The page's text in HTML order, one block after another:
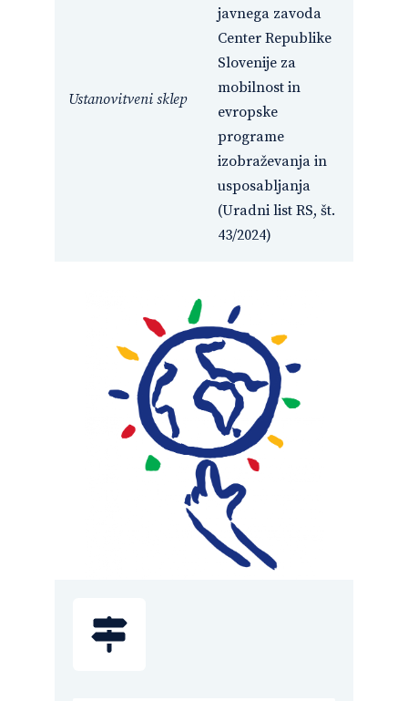
Ustanovitveni sklep
javnega zavoda
Center Republike
Slovenije za
mobilnost in
evropske
programe
izobraževanja in
usposabljanja
(Uradni list RS, št.
43/2024)